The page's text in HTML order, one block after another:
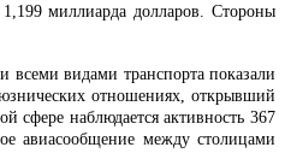
миллиарда долларов. Стороны
всеми видами транспорта показали
отношениях, открывший
сфере наблюдается активность 367
авиасообщение между столицами